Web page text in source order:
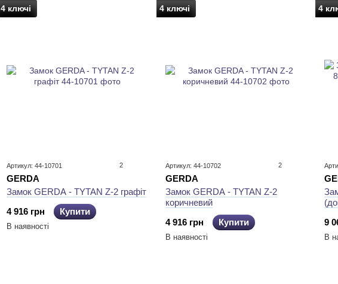
4 ключі
Артикул: 44-10701 2
GERDA
Замок GERDA - TYTAN Z-2 графіт
4 916 грн
Купити
В наявності
4 ключі
Артикул: 44-10702 2
GERDA
Замок GERDA - TYTAN Z-2
коричневий
4 916 грн
Купити
В наявності
4
9
В